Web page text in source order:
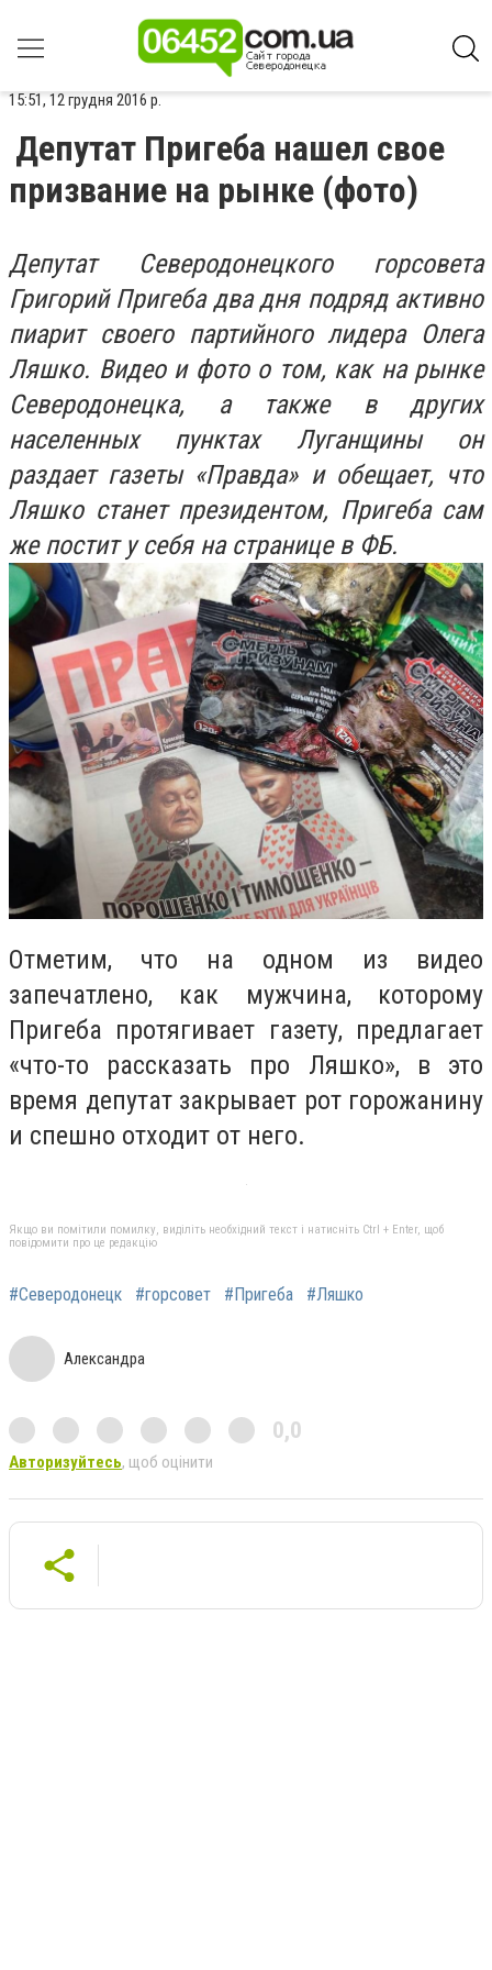
15:51, 12 грудня 2016 р.
Депутат Пригеба нашел свое
призвание на рынке (фото)
Депутат Северодонецкого горсовета
Григорий Пригеба два дня подряд активно
пиарит своего партийного лидера Олега
Ляшко. Видео и фото о том, как на рынке
Северодонецка, а также в других
населенных пунктах Луганщины он
раздает газеты «Правда» и обещает, что
Ляшко станет президентом, Пригеба сам
же постит у себя на странице в ФБ.
Отметим, что на одном из видео
запечатлено, как мужчина, которому
Пригеба протягивает газету, предлагает
«что-то рассказать про Ляшко», в это
время депутат закрывает рот горожанину
и спешно отходит от него.
Якщо ви помітили помилку, виділіть необхідний текст і натисніть Ctrl + Enter, щоб
повідомити про це редакцію
#Северодонецк #горсовет #Пригеба #Ляшко
Александра
0,0
Авторизуйтесь, щоб оцінити